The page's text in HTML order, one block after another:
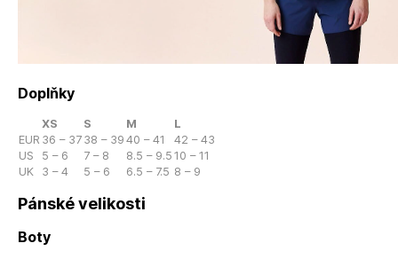
Doplňky
XS S M
L
EUR 36 – 37 38 – 39 40 – 41
42 – 43
US
5 – 6 7 – 8 8.5 – 9.5 10 – 11
UK
3 – 4 5 – 6 6.5 – 7.5 8 – 9
Pánské velikosti
Boty